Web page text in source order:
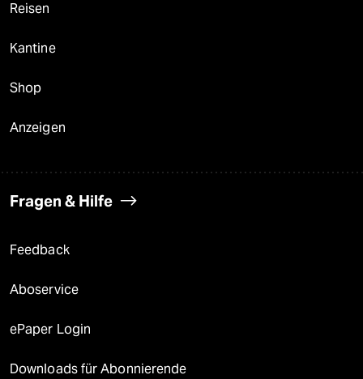
Reisen
Kantine
Shop
Anzeigen
Fragen & Hilfe
Feedback
Aboservice
ePaper Login
Downloads für Abonnierende